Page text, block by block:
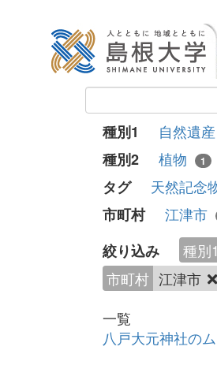
種別1 自然遺産
種別2 植物 1
タグ 天然記念
市町村 江津市
絞り込み 種別1
市町村 江津市
一覧
八戸大元神社の